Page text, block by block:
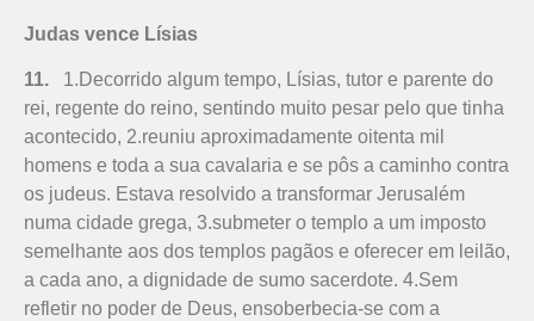
Judas vence Lísias
11. 1.Decorrido algum tempo, Lísias, tutor e parente do
rei, regente do reino, sentindo muito pesar pelo que tinha
acontecido, 2.reuniu aproximadamente oitenta mil
homens e toda a sua cavalaria e se pôs a caminho contra
os judeus. Estava resolvido a transformar Jerusalém
numa cidade grega, 3.submeter o templo a um imposto
semelhante aos dos templos pagãos e oferecer em leilão,
a cada ano, a dignidade de sumo sacerdote. 4.Sem
refletir no poder de Deus, ensoberbecia-se com a